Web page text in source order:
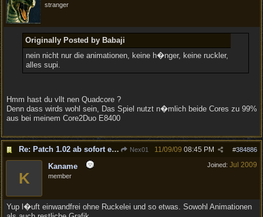
stranger
Originally Posted by Babaji
nein nicht nur die animationen, keine h�nger, keine ruckler,
alles supi.
Hmm hast du vllt nen Quadcore ?
Denn dass wirds wohl sein, Das Spiel nutzt n�mlich beide Cores zu 99%
aus bei meinem Core2Duo E8400
Re: Patch 1.02 ab sofort erh�ltlich! Nex01 #384886
11/09/09 08:45 PM
Joined: Jul 2009
K
Kaname
member
Yup l�uft einwandfrei ohne Ruckelei und so etwas. Sowohl Animationen